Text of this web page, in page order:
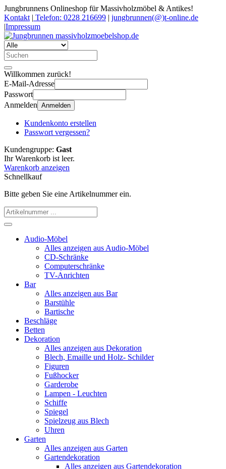
Jungbrunnens Onlineshop für Massivholzmöbel & Antikes!
Kontakt | Telefon: 0228 216699 | jungbrunnen(@)t-online.de
|Impressum
Willkommen zurück!
E-Mail-Adresse
Passwort
Anmelden Anmelden
Kundenkonto erstellen
Passwort vergessen?
Kundengruppe: Gast
Ihr Warenkorb ist leer.
Warenkorb anzeigen
Schnellkauf
Bitte geben Sie eine Artikelnummer ein.
Audio-Möbel
Alles anzeigen aus Audio-Möbel
CD-Schränke
Computerschränke
TV-Anrichten
Bar
Alles anzeigen aus Bar
Barstühle
Bartische
Beschläge
Betten
Dekoration
Alles anzeigen aus Dekoration
Blech, Emaille und Holz- Schilder
Figuren
Fußhocker
Garderobe
Lampen - Leuchten
Schiffe
Spiegel
Spielzeug aus Blech
Uhren
Garten
Alles anzeigen aus Garten
Gartendekoration
Alles anzeigen aus Gartendekoration